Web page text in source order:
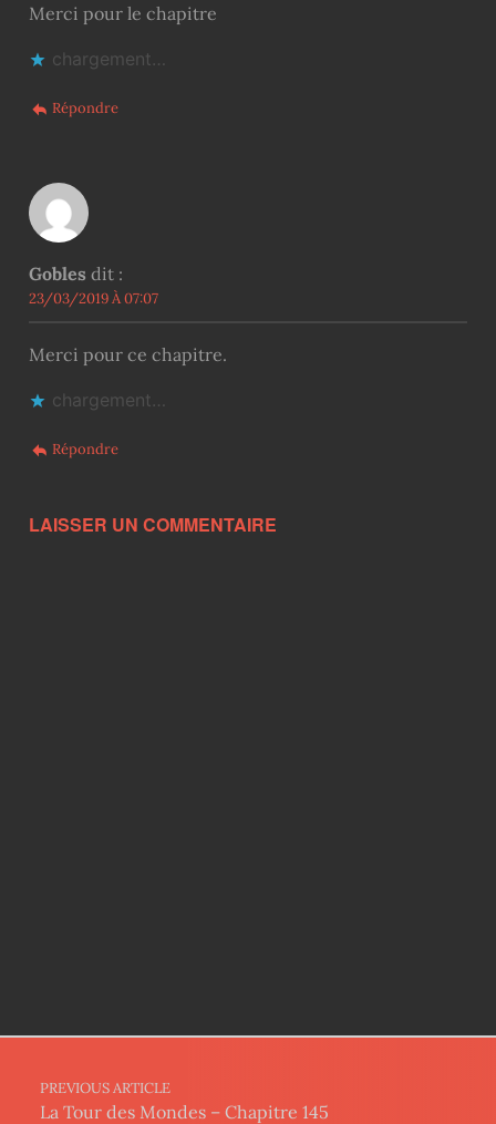
Merci pour le chapitre
chargement…
Répondre
Gobles dit :
23/03/2019 À 07:07
Merci pour ce chapitre.
chargement…
Répondre
LAISSER UN COMMENTAIRE
Post navigation
PREVIOUS ARTICLE
La Tour des Mondes – Chapitre 145